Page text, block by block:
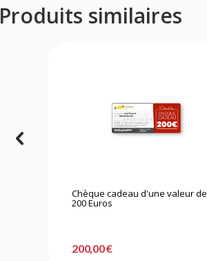
Produits similaires
Chèque cadeau d'une valeur de
200 Euros
200,00 €